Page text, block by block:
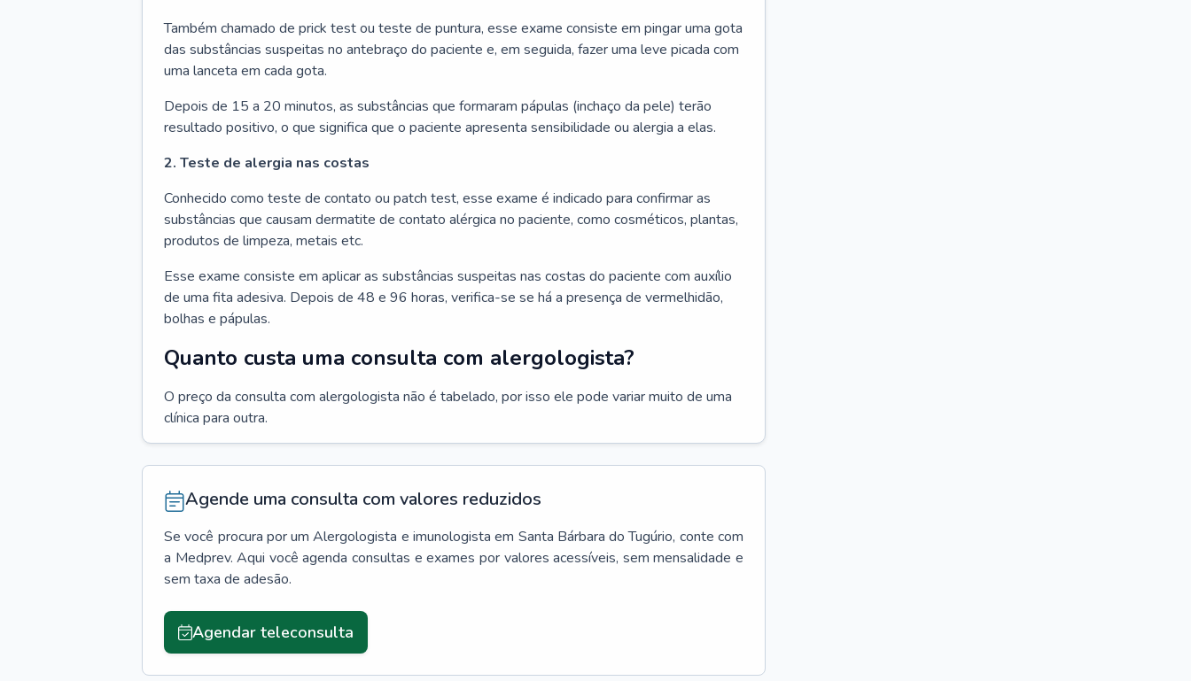
Também chamado de prick test ou teste de puntura, esse exame consiste em pingar uma gota
das substâncias suspeitas no antebraço do paciente e, em seguida, fazer uma leve picada com
uma lanceta em cada gota.
Depois de 15 a 20 minutos, as substâncias que formaram pápulas (inchaço da pele) terão
resultado positivo, o que significa que o paciente apresenta sensibilidade ou alergia a elas.
2. Teste de alergia nas costas
Conhecido como teste de contato ou patch test, esse exame é indicado para confirmar as
substâncias que causam dermatite de contato alérgica no paciente, como cosméticos, plantas,
produtos de limpeza, metais etc.
Esse exame consiste em aplicar as substâncias suspeitas nas costas do paciente com auxílio
de uma fita adesiva. Depois de 48 e 96 horas, verifica-se se há a presença de vermelhidão,
bolhas e pápulas.
Quanto custa uma consulta com alergologista?
O preço da consulta com alergologista não é tabelado, por isso ele pode variar muito de uma
clínica para outra.
Agende uma consulta com valores reduzidos
Se você procura por um Alergologista e imunologista em Santa Bárbara do Tugúrio, conte com
a Medprev. Aqui você agenda consultas e exames por valores acessíveis, sem mensalidade e
sem taxa de adesão.
Agendar teleconsulta